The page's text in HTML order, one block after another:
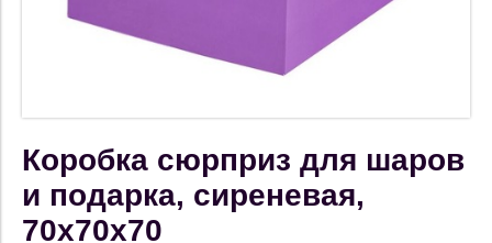
Коробка сюрприз для шаров
и подарка, сиреневая,
70х70х70